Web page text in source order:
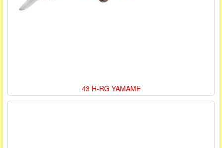
43 H-RG YAMAME